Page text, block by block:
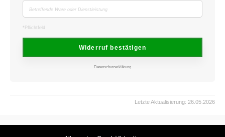
*Pflichtfeld
Widerruf bestätigen
Datenschutzerklärung
Letzte Aktualisierung: 26.05.2026